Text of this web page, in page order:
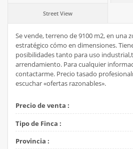
Street View
Se vende, terreno de 9100 m2, en una
estratégico cómo en dimensiones.
posibilidades tanto para uso
arrendamiento. Para cualquier
contactarme. Precio tasado
escuchar «ofertas razonables».
Precio de venta :
Tipo de Finca :
Provincia :